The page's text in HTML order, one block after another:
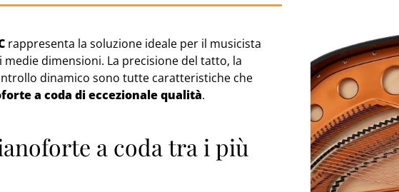
rappresenta la soluzione ideale per il musicista
dimensioni. La precisione del tatto, la
dinamico sono tutte caratteristiche che
a coda di eccezionale qualità.
a coda tra i più